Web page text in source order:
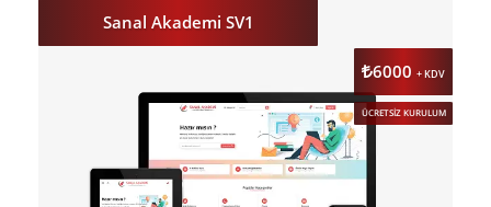
Sanal Akademi SV1
6000 + KDV
ÜCRETSİZ KURULUM